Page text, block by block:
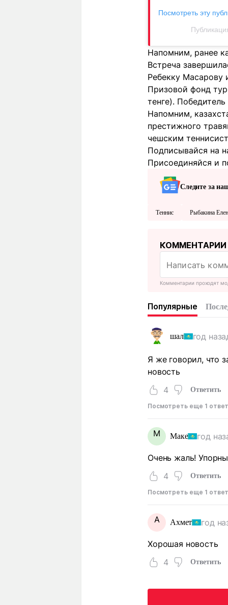
Посмотреть эту
Напомним, ранее
Встреча
Ребекку Масарову
Призовой фонд
тенге).
Напомним,
престижного
чешским
Подписывайся на
Присоединяйся и
Следите за
Теннис Рыбакина
КОММЕНТАРИИ
Комментарии проходят
Популярные
шал год
Я же говорил, что
новость
4
Ответить
Посмотреть еще 1
М Маке год
Очень жаль!
4
Ответить
Посмотреть еще 1
А Ахмет год
Хорошая новость
4
Ответить